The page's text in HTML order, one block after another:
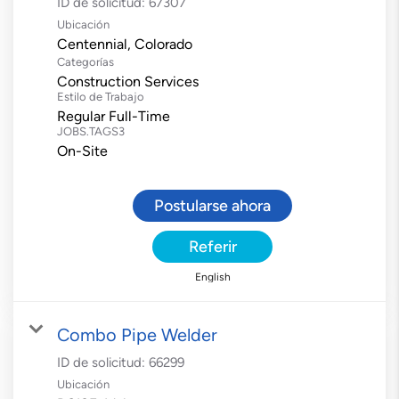
Ubicación
Categorías
Construction Services
Estilo de Trabajo
Regular Full-Time
JOBS.TAGS3
On-Site
Postularse ahora
Referir
English
Combo Pipe Welder
ID de solicitud: 66299
Ubicación